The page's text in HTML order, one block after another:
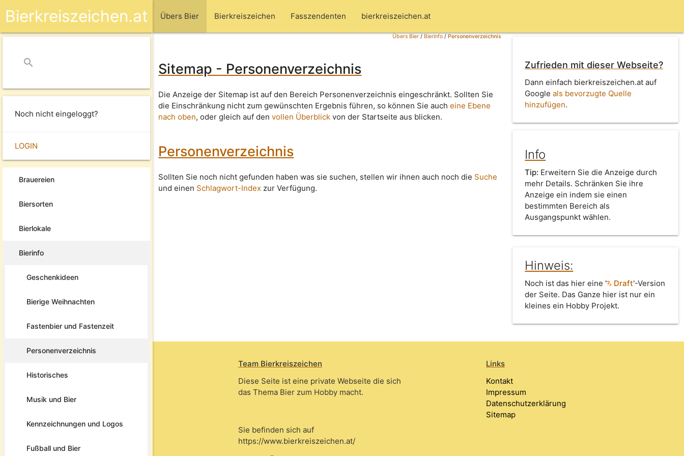
Übers Bier Bierkreiszeichen Fasszendenten bierkreiszeichen.at
Bierkreiszeichen.at
search
Noch nicht eingeloggt?
LOGIN
Brauereien
Biersorten
Bierlokale
Bierinfo
Geschenkideen
Bierige Weihnachten
Fastenbier und Fastenzeit
Personenverzeichnis
Historisches
Musik und Bier
Kennzeichnungen und Logos
Fußball und Bier
Übers Bier/Bierinfo/Personenverzeichnis
Sitemap - Personenverzeichnis
Die Anzeige der Sitemap ist auf den Bereich Personenverzeichnis eingeschränkt. Sollten Sie
die Einschränkung nicht zum gewünschten Ergebnis führen, so können Sie aucheine Ebene
nach oben, oder gleich auf denvollen Überblick von der Startseite aus blicken.
Personenverzeichnis
Sollten Sie noch nicht gefunden haben was sie suchen, stellen wir ihnen auch noch die Suche
und einen Schlagwort-Index zur Verfügung.
Zufrieden mit dieser Webseite?
Dann einfach bierkreiszeichen.at auf
Googleals bevorzugte Quelle
hinzufügen.
Info
Tip: Erweitern Sie die Anzeige durch
mehr Details. Schränken Sie ihre
Anzeige ein indem sie einen
bestimmten Bereich als
Ausgangspunkt wählen.
Hinweis:
Noch ist das hier eine ' Draft'-Version
der Seite. Das Ganze hier ist nur ein
kleines ein Hobby Projekt.
Team Bierkreiszeichen
Diese Seite ist eine private Webseite die sich
das Thema Bier zum Hobby macht.
Sie befinden sich auf
https://www.bierkreiszeichen.at/
Links
Kontakt
Impressum
Datenschutzerklärung
Sitemap